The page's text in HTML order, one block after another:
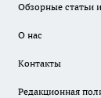
Обзорные статьи
О нас
Контакты
Редакционная